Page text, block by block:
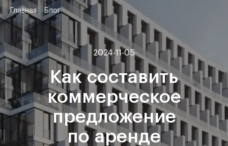
Главная Блог
2024-11-05
Как составить
коммерческое
предложение
по аренде